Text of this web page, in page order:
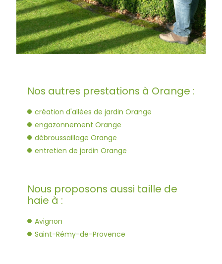
Nos autres prestations à Orange :
création d'allées de jardin Orange
engazonnement Orange
débroussaillage Orange
entretien de jardin Orange
Nous proposons aussi taille de
haie à :
Avignon
Saint-Rémy-de-Provence